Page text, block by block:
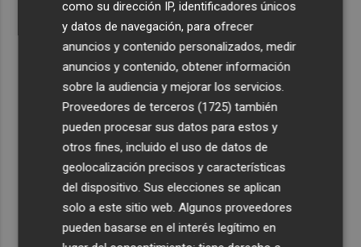
como su dirección IP, identificadores únicos
y datos de navegación, para ofrecer
anuncios y contenido personalizados, medir
anuncios y contenido, obtener información
sobre la audiencia y mejorar los servicios.
Proveedores de terceros (1725) también
pueden procesar sus datos para estos y
otros fines, incluido el uso de datos de
geolocalización precisos y características
del dispositivo. Sus elecciones se aplican
solo a este sitio web. Algunos proveedores
pueden basarse en el interés legítimo en